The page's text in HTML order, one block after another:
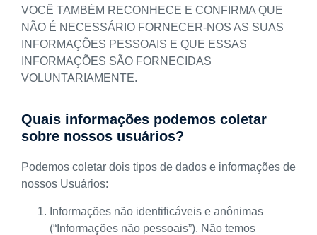
VOCÊ TAMBÉM RECONHECE E CONFIRMA QUE
NÃO É NECESSÁRIO FORNECER-NOS AS SUAS
INFORMAÇÕES PESSOAIS E QUE ESSAS
INFORMAÇÕES SÃO FORNECIDAS
VOLUNTARIAMENTE.
Quais informações podemos coletar
sobre nossos usuários?
Podemos coletar dois tipos de dados e informações de
nossos Usuários:
Informações não identificáveis e anônimas
(“Informações não pessoais”). Não temos